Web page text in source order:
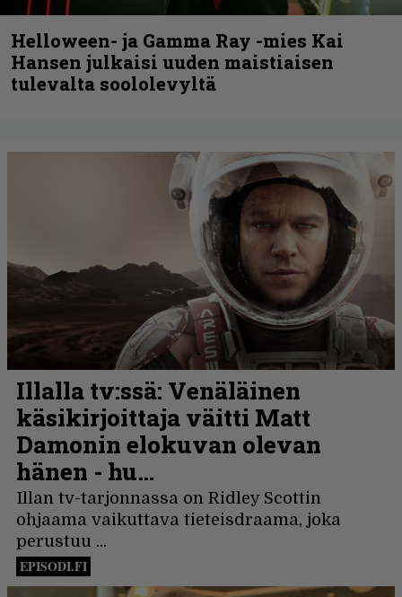
Helloween- ja Gamma Ray -mies Kai
Hansen julkaisi uuden maistiaisen
tulevalta soololevyltä